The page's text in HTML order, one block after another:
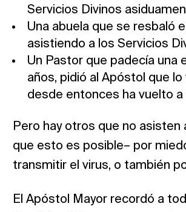
Servicios Divinos
Una abuela que se resbaló
asistiendo a los Servicios
Un Pastor que padecía una
años, pidió al Apóstol que
desde entonces ha vuelto a
Pero hay otros que no asisten
que esto es posible– por
transmitir el virus, o también
El Apóstol Mayor recordó a